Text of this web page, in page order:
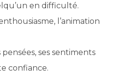
en difficulté.
l’animation
ses sentiments
confiance.